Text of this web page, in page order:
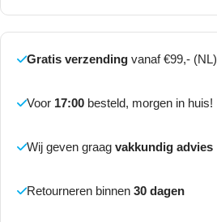
Gratis verzending vanaf €99,- (NL)
Voor 17:00 besteld, morgen in huis!
Wij geven graag vakkundig advies
Retourneren binnen 30 dagen